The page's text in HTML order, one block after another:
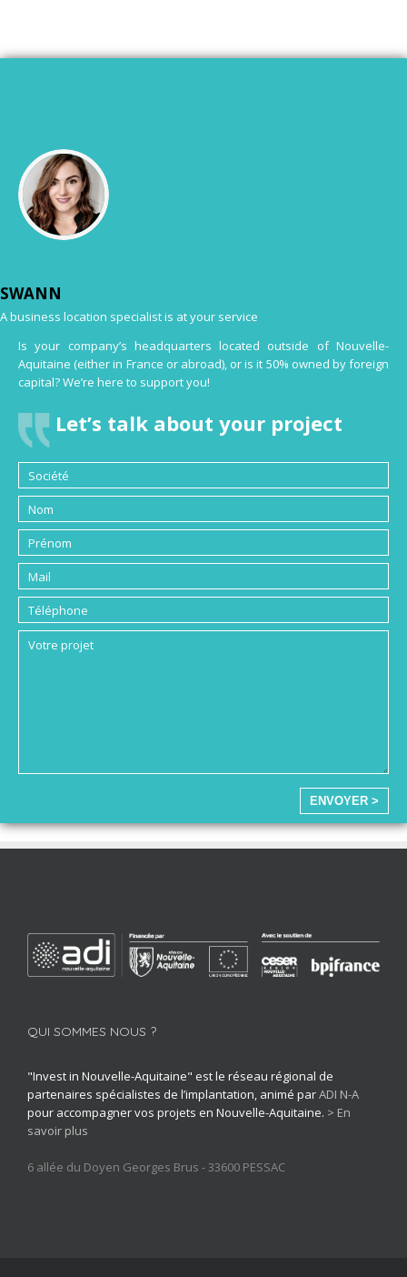
SWANN
A business location specialist is at your service
Is your company’s headquarters located outside of Nouvelle-
Aquitaine (either in France or abroad), or is it 50% owned by foreign
capital? We’re here to support you!
Let’s talk about your project
ENVOYER >
QUI SOMMES NOUS ?
"Invest in Nouvelle-Aquitaine" est le réseau régional de
partenaires spécialistes de l’implantation, animé parADI N-A
pour accompagner vos projets en Nouvelle-Aquitaine. > En
savoir plus
6 allée du Doyen Georges Brus - 33600 PESSAC